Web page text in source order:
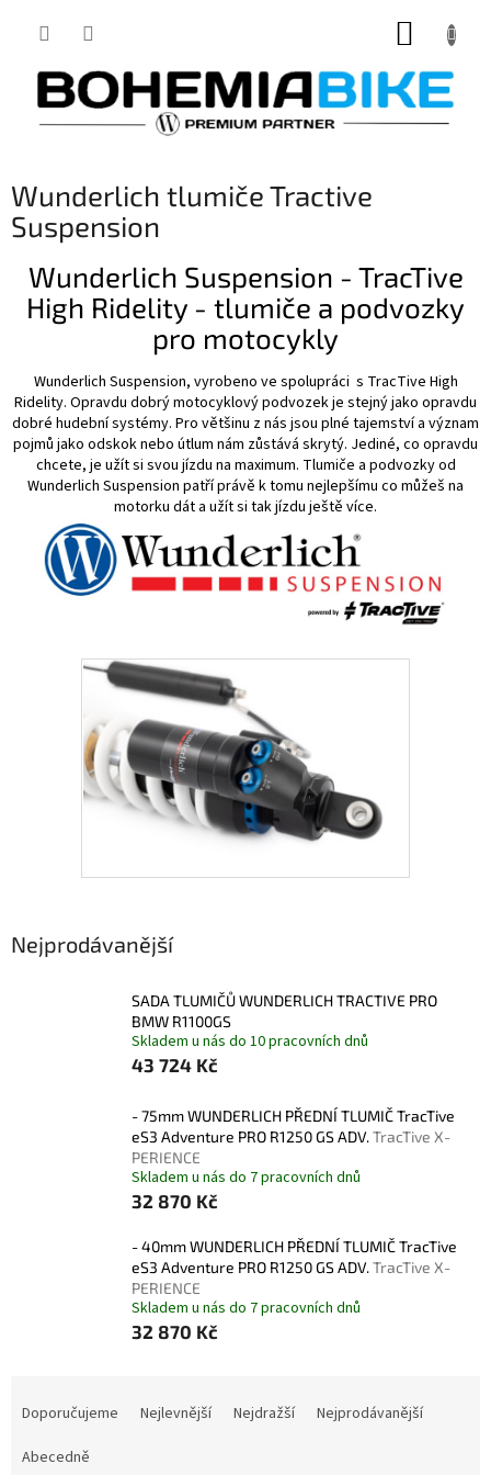
Wunderlich tlumiče Tractive
Suspension
Wunderlich Suspension - TracTive
High Ridelity - tlumiče a podvozky
pro motocykly
Wunderlich Suspension, vyrobeno ve spolupráci s TracTive High
Ridelity. Opravdu dobrý motocyklový podvozek je stejný jako opravdu
dobré hudební systémy. Pro většinu z nás jsou plné tajemství a význam
pojmů jako odskok nebo útlum nám zůstává skrytý. Jediné, co opravdu
chcete, je užít si svou jízdu na maximum. Tlumiče a podvozky od
Wunderlich Suspension patří právě k tomu nejlepšímu co můžeš na
motorku dát a užít si tak jízdu ještě více.
Nejprodávanější
SADA TLUMIČŮ WUNDERLICH TRACTIVE PRO
BMW R1100GS
Skladem u nás do 10 pracovních dnů
43 724 Kč
- 75mm WUNDERLICH PŘEDNÍ TLUMIČ TracTive
eS3 Adventure PRO R1250 GS ADV.TracTive X-
PERIENCE
Skladem u nás do 7 pracovních dnů
32 870 Kč
- 40mm WUNDERLICH PŘEDNÍ TLUMIČ TracTive
eS3 Adventure PRO R1250 GS ADV.TracTive X-
PERIENCE
Skladem u nás do 7 pracovních dnů
32 870 Kč
Doporučujeme Nejlevnější Nejdražší
Nejprodávanější
Abecedně